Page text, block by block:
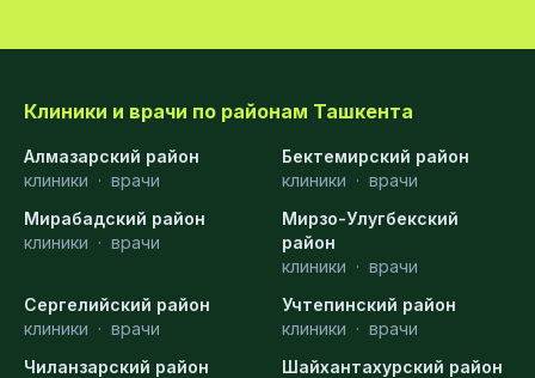
Клиники и врачи по районам Ташкента
Алмазарский район
клиники · врачи
Бектемирский район
клиники · врачи
Мирабадский район
клиники · врачи
Мирзо-Улугбекский
район
клиники · врачи
Сергелийский район
клиники · врачи
Учтепинский район
клиники · врачи
Чиланзарский район
Шайхантахурский район